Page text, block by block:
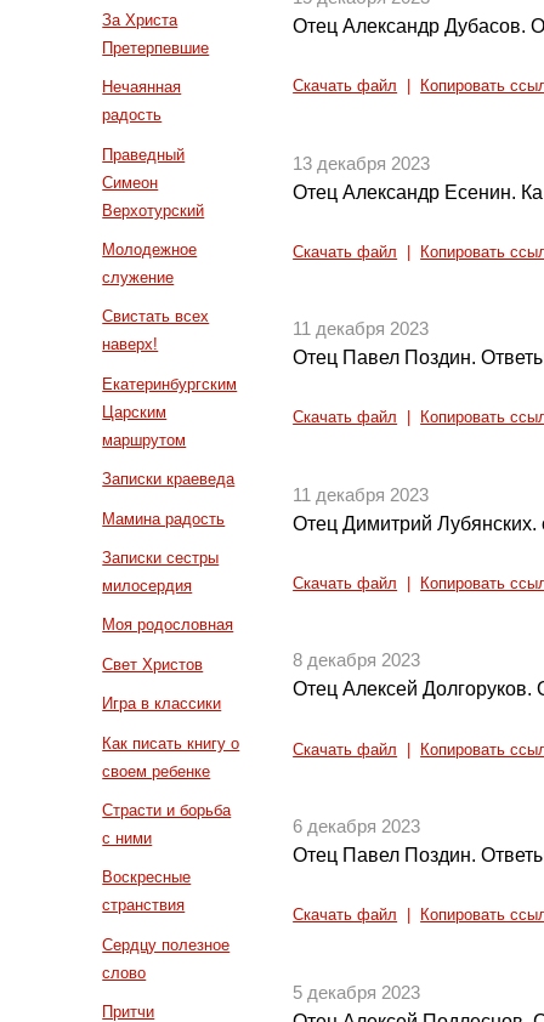
За Христа
Претерпевшие
Нечаянная
радость
Праведный
Симеон
Верхотурский
Молодежное
служение
Свистать всех
наверх!
Екатеринбургским
Царским
маршрутом
Записки краеведа
Мамина радость
Записки сестры
милосердия
Моя родословная
Свет Христов
Игра в классики
Как писать книгу о
своем ребенке
Страсти и борьба
с ними
Воскресные
странствия
Сердцу полезное
слово
Притчи
Отец Александр Дубасов.
Скачать файл Копировать
13 декабря 2023
Отец Александр Есенин.
Скачать файл Копировать
11 декабря 2023
Отец Павел Поздин.
Скачать файл Копировать
11 декабря 2023
Отец Димитрий Лубянских.
Скачать файл Копировать
8 декабря 2023
Отец Алексей Долгоруков.
Скачать файл Копировать
6 декабря 2023
Отец Павел Поздин.
Скачать файл Копировать
5 декабря 2023